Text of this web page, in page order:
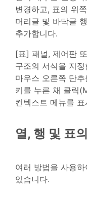
변경하고, 표의 위
머리글 및 바닥글
추가합니다.
[표] 패널, 제어판
구조의 서식을 지
마우스 오른쪽 단
키를 누른 채 클릭
컨텍스트 메뉴를
열, 행 및 표
여러 방법을 사용
있습니다.